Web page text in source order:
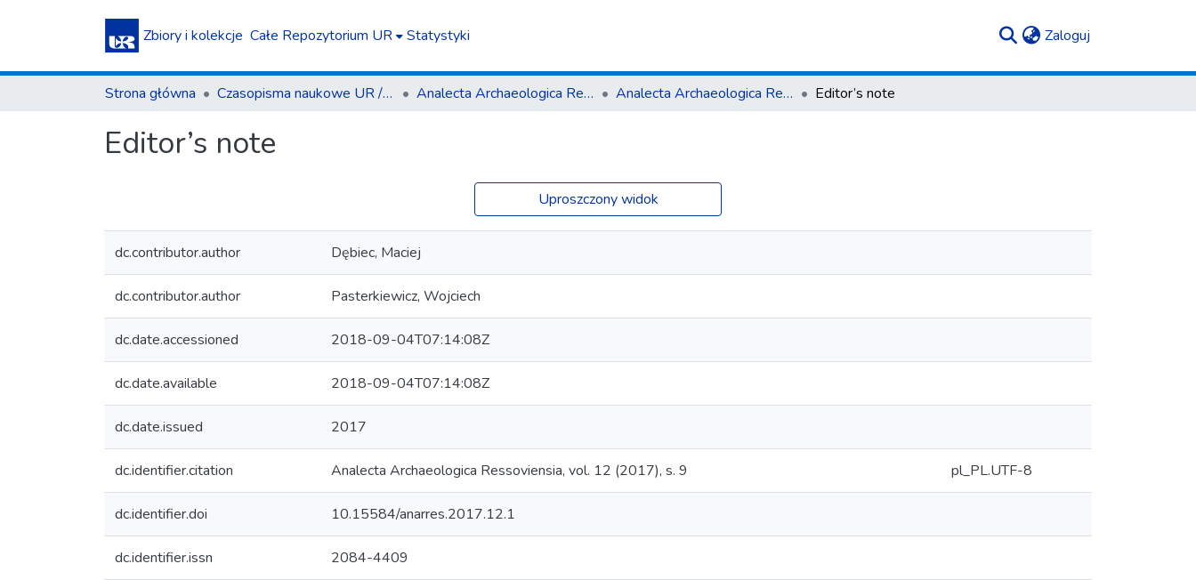
Zbiory i kolekcje Całe Repozytorium UR Statystyki Zaloguj
Strona główna Czasopisma naukowe UR / Scientific Journals Ana­lecta Archa­eolo­gica Res­so­viensia Ana­lecta Archa­eolo­gica Res­so­viensia vol. 12 (2017) Editor’s note
Editor’s note
Uproszczony widok
dc.contributor.author Dębiec, Maciej
dc.contributor.author Pasterkiewicz, Wojciech
dc.date.accessioned 2018-09-04T07:14:08Z
dc.date.available 2018-09-04T07:14:08Z
dc.date.issued 2017
dc.identifier.citation Ana­lecta Archa­eolo­gica Res­so­viensia, vol. 12 (2017), s. 9 pl_PL.UTF-8
dc.identifier.doi 10.15584/anarres.2017.12.1
dc.identifier.issn 2084-4409